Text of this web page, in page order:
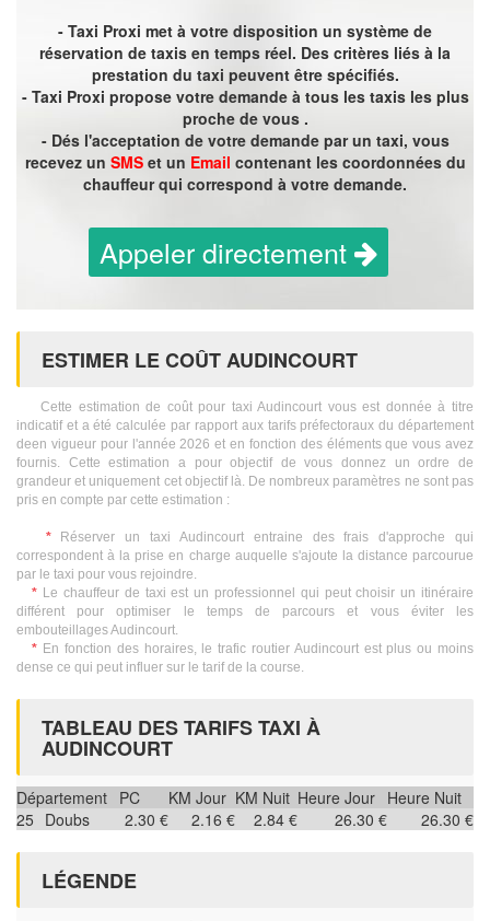
- Taxi Proxi met à votre disposition un système de
réservation de taxis en temps réel. Des critères liés à la
prestation du taxi peuvent être spécifiés.
- Taxi Proxi propose votre demande à tous les taxis les plus
proche de vous .
- Dés l'acceptation de votre demande par un taxi, vous
recevez un SMSet un Email contenant les coordonnées du
chauffeur qui correspond à votre demande.
Appeler directement
ESTIMER LE COÛT AUDINCOURT
Cette estimation de coût pour taxi Audincourt vous est donnée à titre
indicatif et a été calculée par rapport aux tarifs préfectoraux du département
deen vigueur pour l'année 2026 et en fonction des éléments que vous avez
fournis. Cette estimation a pour objectif de vous donnez un ordre de
grandeur et uniquement cet objectif là. De nombreux paramètres ne sont pas
pris en compte par cette estimation :
*Réserver un taxi Audincourt entraine des frais d'approche qui
correspondent à la prise en charge auquelle s'ajoute la distance parcourue
par le taxi pour vous rejoindre.
* Le chauffeur de taxi est un professionnel qui peut choisir un itinéraire
différent pour optimiser le temps de parcours et vous éviter les
embouteillages Audincourt.
* En fonction des horaires, le trafic routier Audincourt est plus ou moins
dense ce qui peut influer sur le tarif de la course.
TABLEAU DES TARIFS TAXI À
AUDINCOURT
Département PC KM Jour KM Nuit Heure Jour Heure Nuit
25 Doubs 2.30 € 2.16 € 2.84 € 26.30 € 26.30 €
LÉGENDE